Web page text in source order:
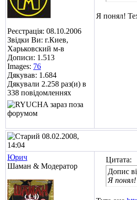
Реєстрація: 08.10.2006
Звідки Ви: г.Киев,
Харьковский м-в
Дописи: 1.513
Images: 76
Дякував: 1.684
Дякували 2.258 раз(и) в
338 повідомленнях
Я понял!
08.02.2008,
14:04
Юрич
Шаман & Модератор
Цитата:
Допис
Я понял!